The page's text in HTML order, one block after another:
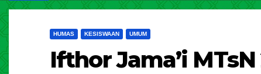
HUMAS KESISWAAN UMUM
Ifthor Jama’i